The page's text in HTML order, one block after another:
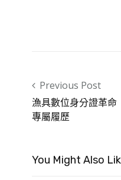
Post navigation
Previous Post
漁具數位身分證革
專屬履歷
You Might Also